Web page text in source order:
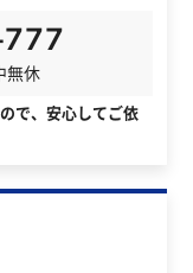
無休
で、安心してご依